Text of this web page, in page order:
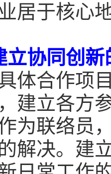
居于核心
立协同创
体合作项
建立各方
为联络员
解决。建